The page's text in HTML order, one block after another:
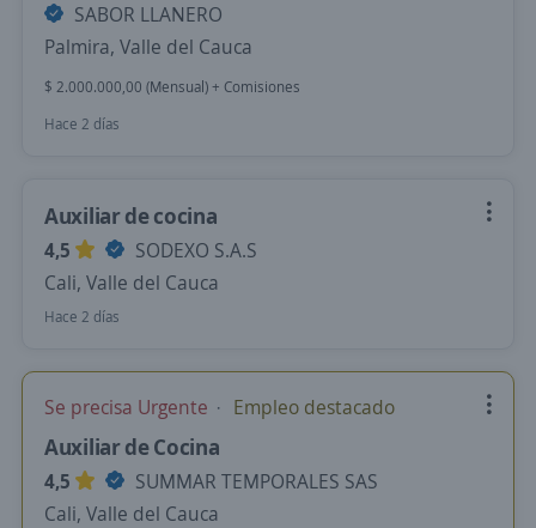
SABOR LLANERO
Palmira, Valle del Cauca
$ 2.000.000,00 (Mensual) + Comisiones
Hace 2 días
Auxiliar de cocina
4,5
SODEXO S.A.S
Cali, Valle del Cauca
Hace 2 días
Se precisa Urgente Empleo destacado
Auxiliar de Cocina
4,5
SUMMAR TEMPORALES SAS
Cali, Valle del Cauca